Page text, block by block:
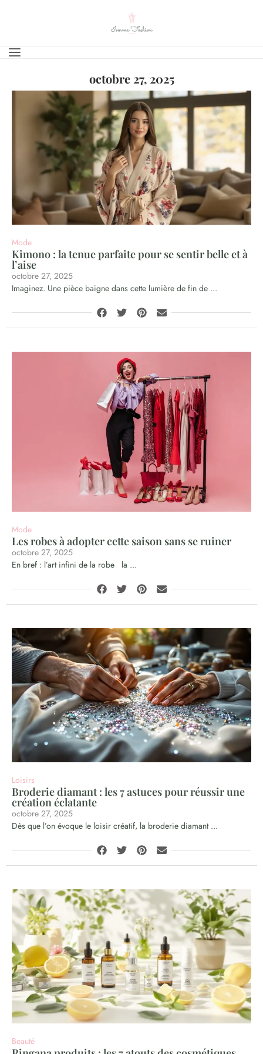
octobre 27, 2025
Mode
Kimono : la tenue parfaite pour se sentir belle et à
l’aise
octobre 27, 2025
Imaginez. Une pièce baigne dans cette lumière de fin de ...
Mode
Les robes à adopter cette saison sans se ruiner
octobre 27, 2025
En bref : l’art infini de la robe la ...
Loisirs
Broderie diamant : les 7 astuces pour réussir une
création éclatante
octobre 27, 2025
Dès que l’on évoque le loisir créatif, la broderie diamant ...
Beauté